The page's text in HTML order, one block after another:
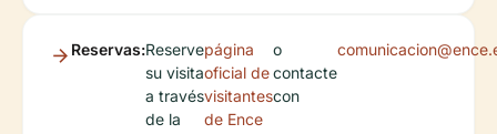
Reservas:Reserve
su visita
a través
de la
página
oficial de
visitantes
de Ence
o
contacte
con